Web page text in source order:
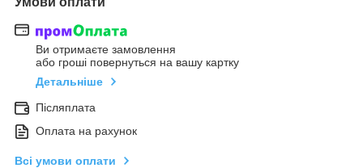
Ви отримаєте замовлення
або гроші повернуться на вашу картку
Детальніше
Післяплата
Оплата на рахунок
Всі умови оплати